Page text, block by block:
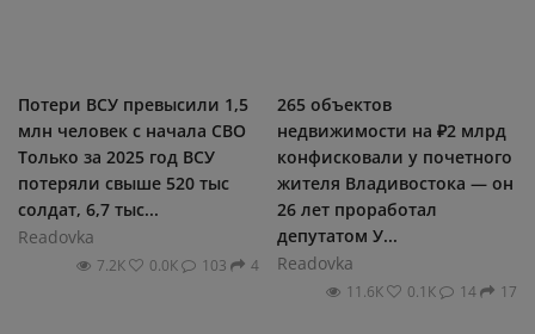
Потери ВСУ превысили 1,5
млн человек с начала СВО
Только за 2025 год ВСУ
потеряли свыше 520 тыс
солдат, 6,7 тыс...
Readovka
7.2К 0.0К 103 4
265 объектов
недвижимости на ₽2 млрд
конфисковали у почетного
жителя Владивостока — он
26 лет проработал
депутатом У...
Readovka
11.6К 0.1К 14 17